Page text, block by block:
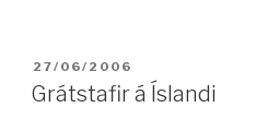
er
að
BIRT:
27/06/2006
Grátstafir á Íslandi